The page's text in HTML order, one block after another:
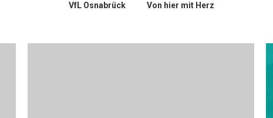
VfL Osnabrück
Von hier mit Herz